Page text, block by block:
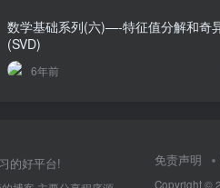
数学基础系列(六)—-特征值分解和奇
(SVD)
6年前
免责声明
Copyright ©